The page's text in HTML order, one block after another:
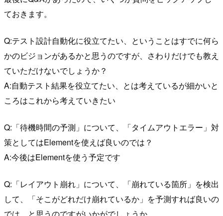
ておきます。
Q:テスト設計自動化に役立てたい、ということはすでに何ら
かのビジョンがあるかと思うのですが、さわりだけでも教え
ていただけないでしょうか？
A:自動テスト結果を役立てたい、とは考えているが細かいと
ころはこれから考えていきたい
Q:「待機時間の予測」について、「タイムアウトエラー」対
策としてはElementを使えば良いのでは？
A:今後はElementを使う予定です
Q:「レイアウト崩れ」について、「崩れている箇所」を検出
して、「そこがどれだけ崩れているか」を予測すれば良いの
では、と思うのですがいかがでしょうか